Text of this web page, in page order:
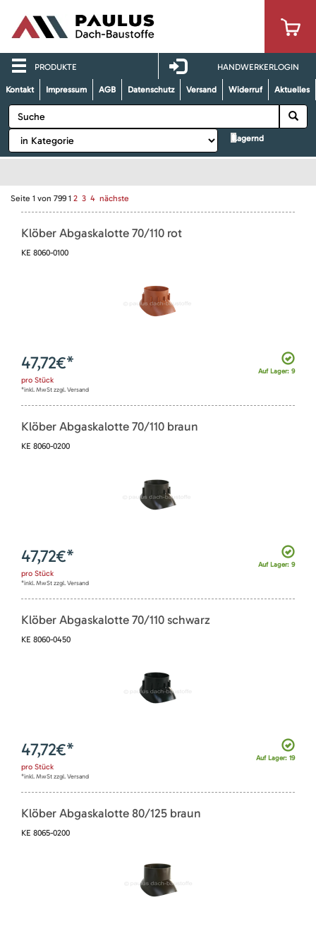
PRODUKTE HANDWERKERLOGIN
Kontakt Impressum AGB Datenschutz Versand Widerruf Aktuelles
lagernd
Seite 1 von 799 1 2 3 4 nächste
Klöber Abgaskalotte 70/110 rot
KE 8060-0100
Auf Lager: 9
47,72€*
pro Stück
*inkl. MwSt zzgl. Versand
Klöber Abgaskalotte 70/110 braun
KE 8060-0200
Auf Lager: 9
47,72€*
pro Stück
*inkl. MwSt zzgl. Versand
Klöber Abgaskalotte 70/110 schwarz
KE 8060-0450
Auf Lager: 19
47,72€*
pro Stück
*inkl. MwSt zzgl. Versand
Klöber Abgaskalotte 80/125 braun
KE 8065-0200